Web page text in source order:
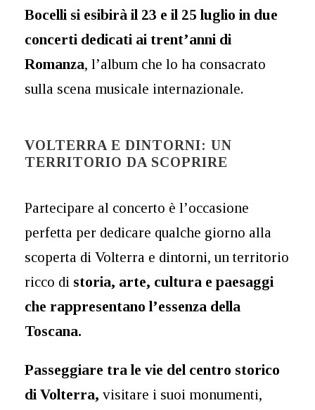
Bocelli si esibirà il 23 e il 25 luglio in due
concerti dedicati ai trent’anni di
Romanza, l’album che lo ha consacrato
sulla scena musicale internazionale.
VOLTERRA E DINTORNI: UN
TERRITORIO DA SCOPRIRE
Partecipare al concerto è l’occasione
perfetta per dedicare qualche giorno alla
scoperta di Volterra e dintorni, un territorio
ricco di storia, arte, cultura e paesaggi
che rappresentano l’essenza della
Toscana.
Passeggiare tra le vie del centro storico
di Volterra, visitare i suoi monumenti,